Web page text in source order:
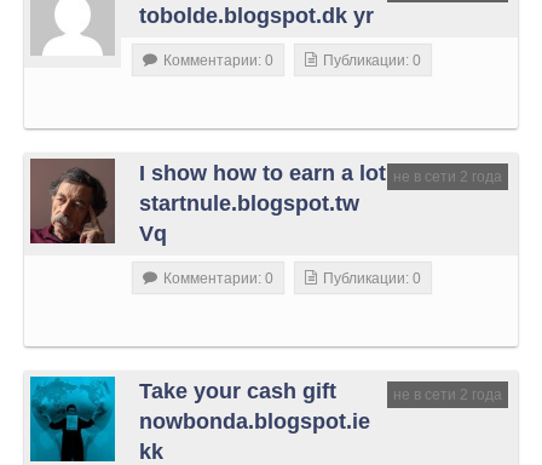
tobolde.blogspot.dk yr
Комментарии: 0 Публикации: 0
не в сети 2 года
I show how to earn a lot
startnule.blogspot.tw
Vq
Комментарии: 0 Публикации: 0
не в сети 2 года
Take your cash gift
nowbonda.blogspot.ie
kk